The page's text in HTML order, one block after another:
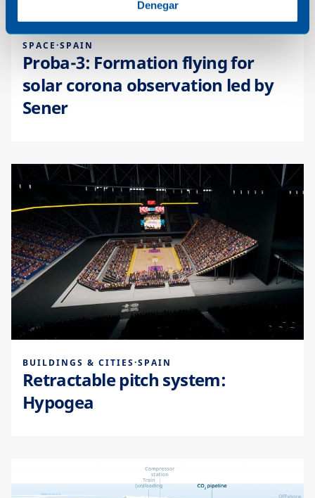
Denegar
SPACE·SPAIN
Proba-3: Formation flying for
solar corona observation led by
Sener
BUILDINGS & CITIES·SPAIN
Retractable pitch system:
Hypogea